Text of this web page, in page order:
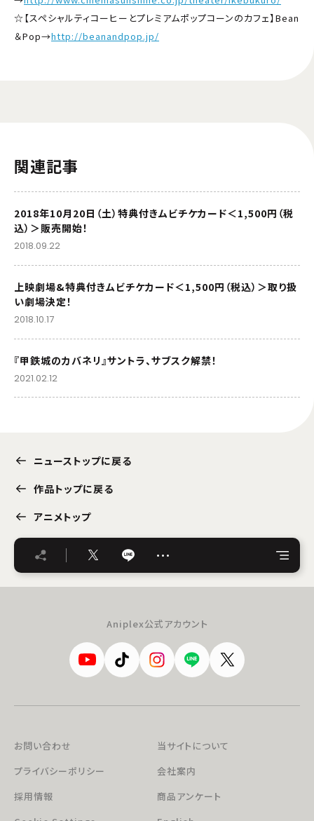
☆【スペシャルティコーヒーとプレミアムポップコーンのカフェ】Bean
＆Pop→http://beanandpop.jp/
関連記事
2018年10月20日（土）特典付きムビチケカード＜1,500円（税
込）＞販売開始！
2018.09.22
上映劇場&特典付きムビチケカード＜1,500円（税込）＞取り扱
い劇場決定！
2018.10.17
『甲鉄城のカバネリ』サントラ、サブスク解禁！
2021.02.12
ニューストップに戻る
作品トップに戻る
アニメトップ
…
Aniplex公式アカウント
お問い合わせ
当サイトについて
プライバシーポリシー
会社案内
採用情報
商品アンケート